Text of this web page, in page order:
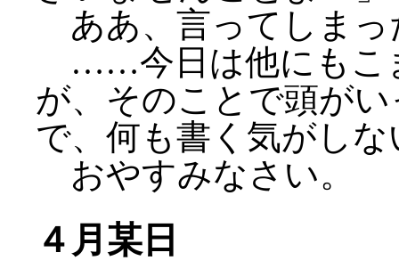
ああ、言ってしまっ
……今日は他にもこ
が、そのことで頭が
で、何も書く気がし
おやすみなさい。
４月某日